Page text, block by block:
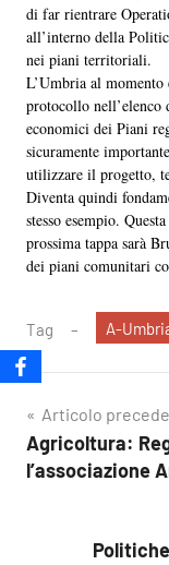
di far rientrare
all’interno della
nei piani territoriali.
L’Umbria al
protocollo
economici dei Piani
sicuramente
utilizzare il progetto,
Diventa quindi
stesso esempio.
prossima tappa sarà
dei piani comunitari
Tag A-
articoli
Articolo
Agricoltura:
l’associazione